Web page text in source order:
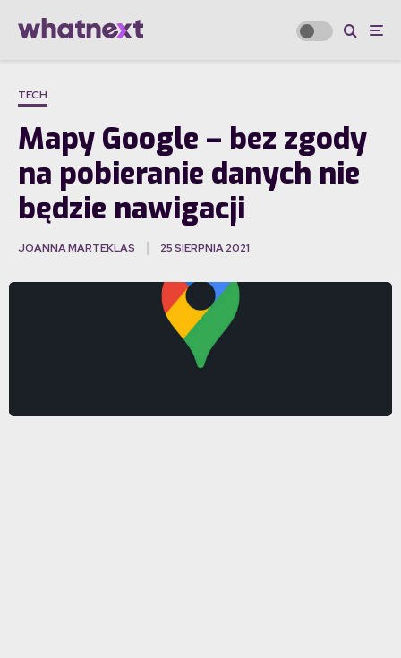
TECH
Mapy Google – bez zgody
na pobieranie danych nie
będzie nawigacji
JOANNA MARTEKLAS 25 SIERPNIA 2021